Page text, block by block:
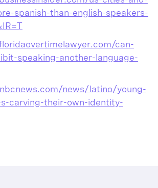
spanish-than-english-speakers-
can-
speaking-another-language-
news/latino/young-
carving-their-own-identity-